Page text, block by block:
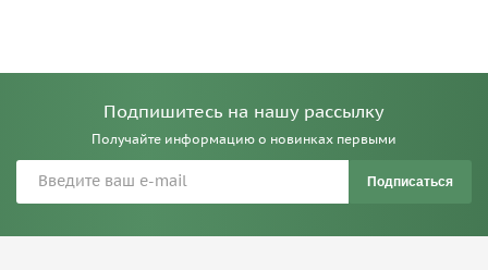
Подпишитесь на нашу рассылку
Получайте информацию о новинках первыми
Подписаться